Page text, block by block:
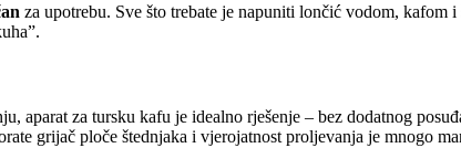
za upotrebu. Sve što trebate je napuniti lončić vodom, kafom
aparat za tursku kafu je idealno rješenje – bez dodatnog
grijač ploče štednjaka i vjerojatnost proljevanja je mnogo